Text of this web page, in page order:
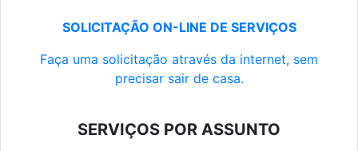
SOLICITAÇÃO ON-LINE DE SERVIÇOS
Faça uma solicitação através da internet, sem
precisar sair de casa.
SERVIÇOS POR ASSUNTO